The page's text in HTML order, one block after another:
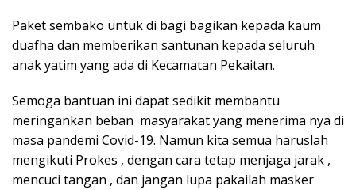
Paket sembako untuk di bagi bagikan kepada kaum
duafha dan memberikan santunan kepada seluruh
anak yatim yang ada di Kecamatan Pekaitan.
Semoga bantuan ini dapat sedikit membantu
meringankan beban masyarakat yang menerima nya di
masa pandemi Covid-19. Namun kita semua haruslah
mengikuti Prokes , dengan cara tetap menjaga jarak ,
mencuci tangan , dan jangan lupa pakailah masker